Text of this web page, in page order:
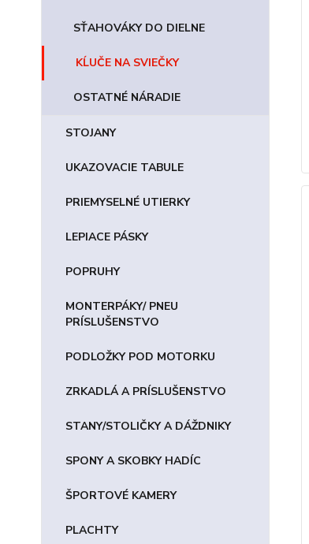
SŤAHOVÁKY DO DIELNE
KĹUČE NA SVIEČKY
OSTATNÉ NÁRADIE
STOJANY
UKAZOVACIE TABULE
PRIEMYSELNÉ UTIERKY
LEPIACE PÁSKY
POPRUHY
MONTERPÁKY/ PNEU
PRÍSLUŠENSTVO
PODLOŽKY POD MOTORKU
ZRKADLÁ A PRÍSLUŠENSTVO
STANY/STOLIČKY A DÁŽDNIKY
SPONY A SKOBKY HADÍC
ŠPORTOVÉ KAMERY
PLACHTY